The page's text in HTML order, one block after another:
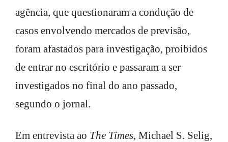
agência, que questionaram a condução de
casos envolvendo mercados de previsão,
foram afastados para investigação, proibidos
de entrar no escritório e passaram a ser
investigados no final do ano passado,
segundo o jornal.
Em entrevista ao The Times, Michael S. Selig,